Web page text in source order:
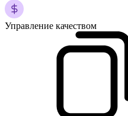
Управление качеством